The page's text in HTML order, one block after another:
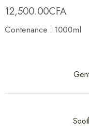
12,500.00CFA
Contenance : 1000ml